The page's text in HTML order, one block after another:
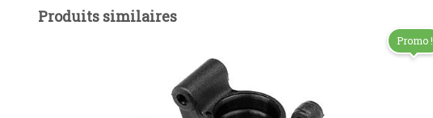
Produits similaires
Promo !